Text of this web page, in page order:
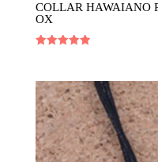
COLLAR HAWAIANO
OX
de 5